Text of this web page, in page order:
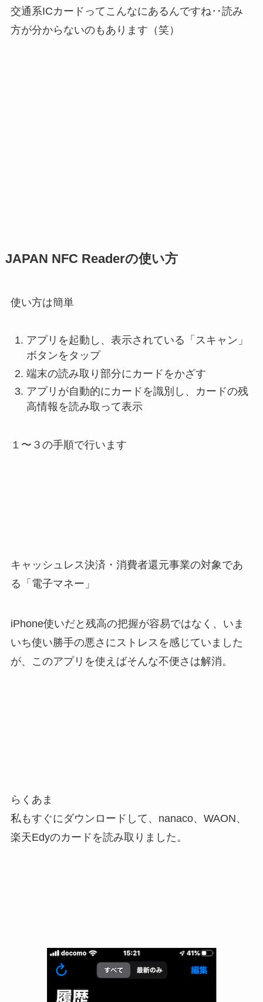
交通系ICカードってこんなにあるんですね‥読み
方が分からないのもあります（笑）
JAPAN NFC Readerの使い方
使い方は簡単
アプリを起動し、表示されている「スキャン」
ボタンをタップ
端末の読み取り部分にカードをかざす
アプリが自動的にカードを識別し、カードの残
高情報を読み取って表示
１〜３の手順で行います
キャッシュレス決済・消費者還元事業の対象であ
る「電子マネー」
iPhone使いだと残高の把握が容易ではなく、いま
いち使い勝手の悪さにストレスを感じていました
が、このアプリを使えばそんな不便さは解消。
らくあま
私もすぐにダウンロードして、nanaco、WAON、
楽天Edyのカードを読み取りました。